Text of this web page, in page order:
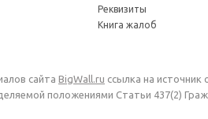
Реквизиты
Книга жалоб
сайта BigWall.ru ссылка на
положениями Статьи 437(2)